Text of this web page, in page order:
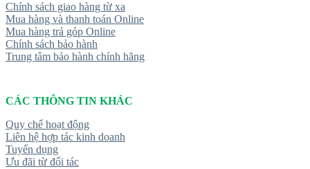
Chính sách giao hàng từ xa
Mua hàng và thanh toán Online
Mua hàng trả góp Online
Chính sách bảo hành
Trung tâm bảo hành chính hãng
CÁC THÔNG TIN KHÁC
Quy chế hoạt động
Liên hệ hợp tác kinh doanh
Tuyển dụng
Ưu đãi từ đối tác